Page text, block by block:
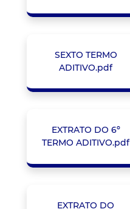
SEXTO TERMO
ADITIVO.pdf
EXTRATO DO 6º
TERMO ADITIVO.pdf
EXTRATO DO